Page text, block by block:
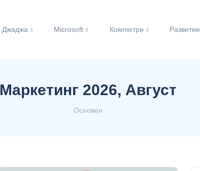
Джаджа Microsoft Компютри Развитие
Маркетинг 2026, Август
Основен